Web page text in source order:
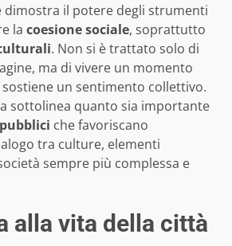
dimostra il potere degli strumenti
la coesione sociale, soprattutto
. Non si è trattato solo di
ma di vivere un momento
sostiene un sentimento collettivo.
sottolinea quanto sia importante
che favoriscano
tra culture, elementi
sempre più complessa e
alla vita della città